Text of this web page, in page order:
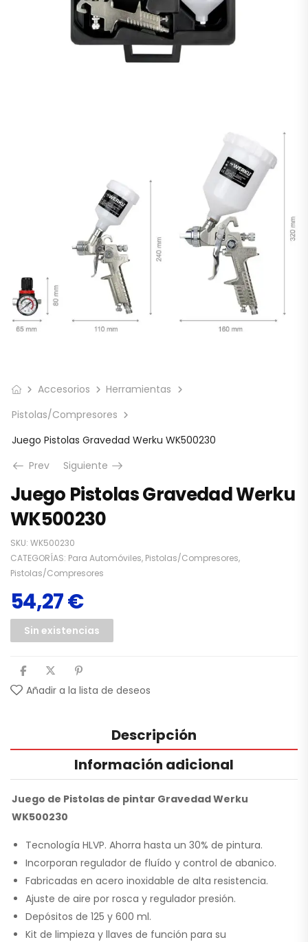
Accesorios
Herramientas
Pistolas/Compresores
Juego Pistolas Gravedad Werku WK500230
Prev
Siguiente
Juego Pistolas Gravedad Werku
WK500230
SKU: WK500230
CATEGORÍAS: Para Automóviles, Pistolas/Compresores,
Pistolas/Compresores
54,27€
Sin existencias
Añadir a la lista de deseos
Descripción
Información adicional
Juego de Pistolas de pintar Gravedad Werku
WK500230
Tecnología HLVP. Ahorra hasta un 30% de pintura.
Incorporan regulador de fluído y control de abanico.
Fabricadas en acero inoxidable de alta resistencia.
Ajuste de aire por rosca y regulador presión.
Depósitos de 125 y 600 ml.
Kit de limpieza y llaves de función para su